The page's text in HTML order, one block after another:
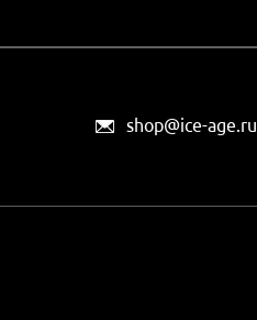
shop@ice-age.ru